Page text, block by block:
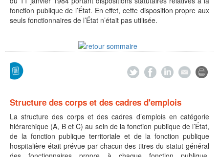
fonction publique de l’État. En effet, cette disposition propre aux
seuls fonctionnaires de l’État n’était pas utilisée.
Structure des corps et des cadres d'emplois
La structure des corps et des cadres d’emplois en catégorie
hiérarchique (A, B et C) au sein de la fonction publique de l’État,
de la fonction publique territoriale et de la fonction publique
hospitalière était prévue par chacun des titres du statut général